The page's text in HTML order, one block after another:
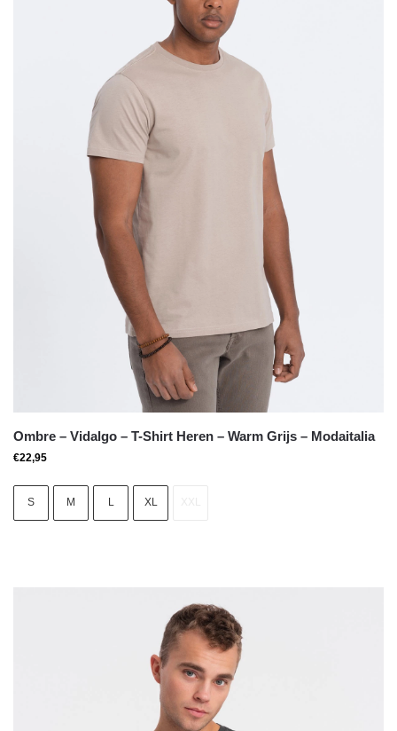
Ombre – Vidalgo – T-Shirt Heren – Warm Grijs – Modaitalia
€22,95
S M L XL